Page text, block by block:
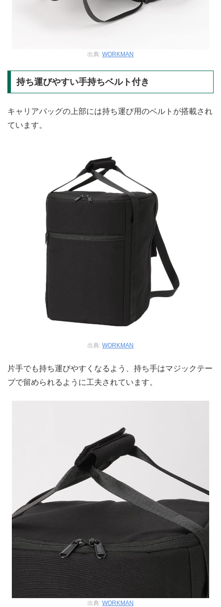
出典: WORKMAN
持ち運びやすい手持ちベルト付き
キャリアバッグの上部には持ち運び用のベルトが搭載され
ています。
出典: WORKMAN
片手でも持ち運びやすくなるよう、持ち手はマジックテー
プで留められるように工夫されています。
出典: WORKMAN